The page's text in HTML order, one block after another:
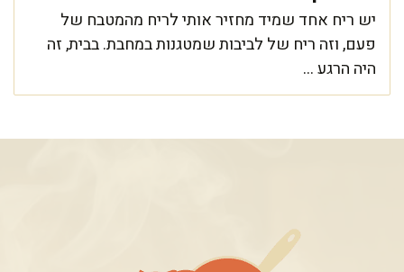
יש ריח אחד שמיד מחזיר אותי לריח מהמטבח של
פעם, וזה ריח של לביבות שמטגנות במחבת. בבית, זה
היה הרגע ...